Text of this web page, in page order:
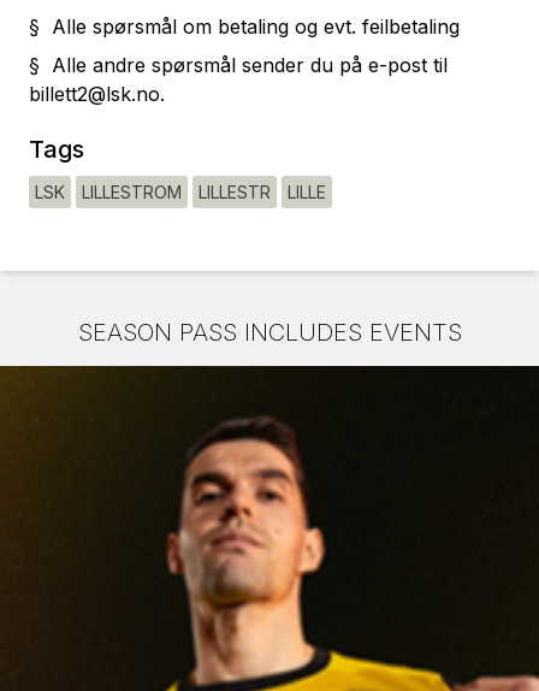
§ Alle spørsmål om betaling og evt. feilbetaling
§ Alle andre spørsmål sender du på e-post til
billett2@lsk.no.
Tags
LSK LILLESTROM LILLESTR LILLE
SEASON PASS INCLUDES EVENTS